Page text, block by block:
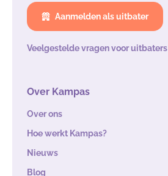
Aanmelden als uitbater
Veelgestelde vragen voor uitbaters
Over Kampas
Over ons
Hoe werkt Kampas?
Nieuws
Blog